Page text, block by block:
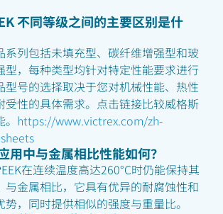
不同等级之间的主要区别是什
系列包括未填充型、碳纤维增强型和玻
型，每种类型均针对特定性能要求进行
型号的选择取决于您对机械性能、热性
受性的具体需求。点击链接比较威格斯
https://www.victrex.com/zh-
用中与金属相比性能如何？
在连续温度高达260°C时仍能保持其
与金属相比，它具有优异的耐腐蚀性和
势，同时提供相似的强度与重量比。